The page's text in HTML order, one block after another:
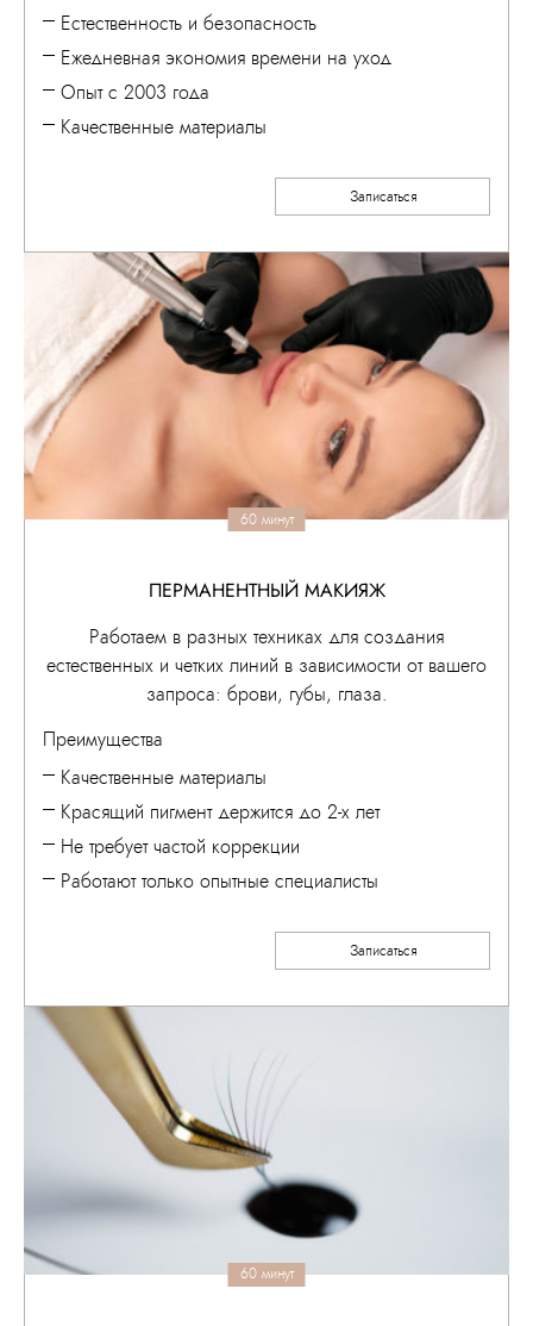
Естественность и безопасность
Ежедневная экономия времени на уход
Опыт с 2003 года
Качественные материалы
Записаться
60 минут
ПЕРМАНЕНТНЫЙ МАКИЯЖ
Работаем в разных техниках для создания
естественных и четких линий в зависимости от вашего
запроса: брови, губы, глаза.
Преимущества
Качественные материалы
Красящий пигмент держится до 2-х лет
Не требует частой коррекции
Работают только опытные специалисты
Записаться
60 минут